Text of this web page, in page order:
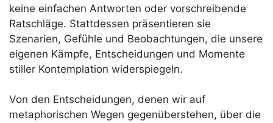
keine einfachen Antworten oder vorschreibende
Ratschläge. Stattdessen präsentieren sie
Szenarien, Gefühle und Beobachtungen, die unsere
eigenen Kämpfe, Entscheidungen und Momente
stiller Kontemplation widerspiegeln.
Von den Entscheidungen, denen wir auf
metaphorischen Wegen gegenüberstehen, über die